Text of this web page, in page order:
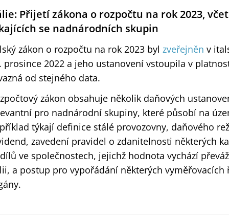
Přijetí zákona o rozpočtu na rok 2023,
se nadnárodních skupin
zákon o rozpočtu na rok 2023 byl zveřejněn v
prosince 2022 a jeho ustanovení vstoupila v
od stejného data.
zákon obsahuje několik daňových
pro nadnárodní skupiny, které působí na
týkají definice stálé provozovny, daňového
zavedení pravidel o zdanitelnosti některých
ve společnostech, jejichž hodnota vychází
a postup pro vypořádání některých